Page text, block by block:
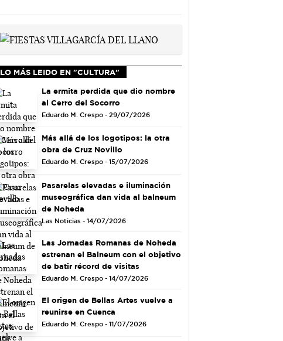
LO MÁS LEIDO EN "CULTURA"
La ermita perdida que dio nombre
al Cerro del Socorro
Eduardo M. Crespo - 29/07/2026
Más allá de los logotipos: la otra
obra de Cruz Novillo
Eduardo M. Crespo - 15/07/2026
Pasarelas elevadas e iluminación
museográfica dan vida al balneum
de Noheda
Las Noticias - 14/07/2026
Las Jornadas Romanas de Noheda
estrenan el Balneum con el objetivo
de batir récord de visitas
Eduardo M. Crespo - 14/07/2026
El origen de Bellas Artes vuelve a
reunirse en Cuenca
Eduardo M. Crespo - 11/07/2026